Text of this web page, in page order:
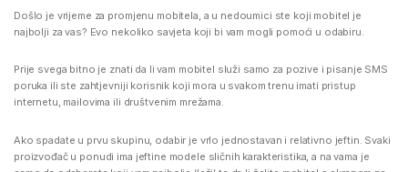
Došlo je vrijeme za promjenu mobitela, a u nedoumici ste koji mobitel je
najbolji za vas? Evo nekoliko savjeta koji bi vam mogli pomoći u odabiru.
Prije svega bitno je znati da li vam mobitel služi samo za pozive i pisanje SMS
poruka ili ste zahtjevniji korisnik koji mora u svakom trenu imati pristup
internetu, mailovima ili društvenim mrežama.
Ako spadate u prvu skupinu, odabir je vrlo jednostavan i relativno jeftin. Svaki
proizvođač u ponudi ima jeftine modele sličnih karakteristika, a na vama je